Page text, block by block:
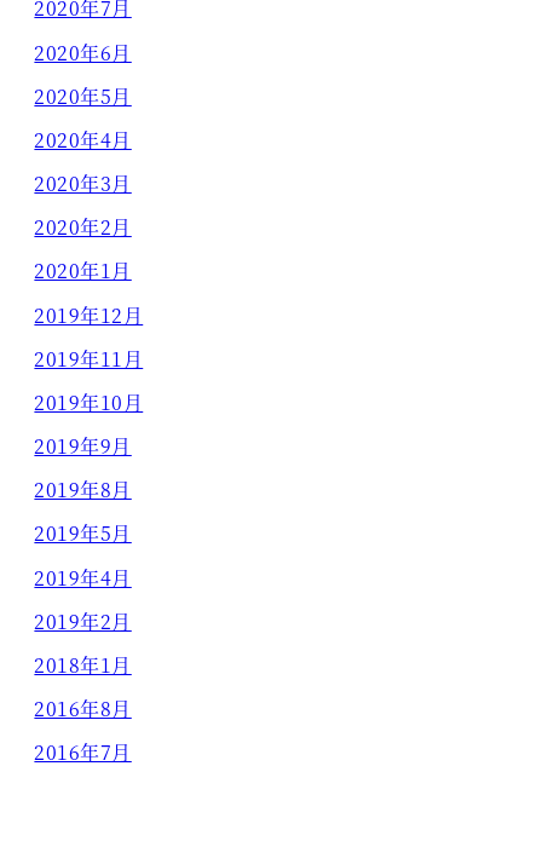
2020年7月
2020年6月
2020年5月
2020年4月
2020年3月
2020年2月
2020年1月
2019年12月
2019年11月
2019年10月
2019年9月
2019年8月
2019年5月
2019年4月
2019年2月
2018年1月
2016年8月
2016年7月